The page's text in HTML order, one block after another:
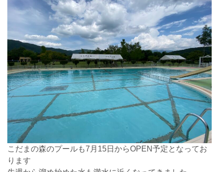
こだまの森のプールも7月15日からOPEN予定となってお
ります